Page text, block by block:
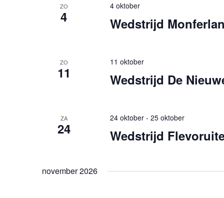
ZO
4 Wedstrijd
4 oktober
ZO
11 Wedstrijd De
11 oktober
ZA
24 Wedstrijd
24 oktober- 25 oktober
november 2026